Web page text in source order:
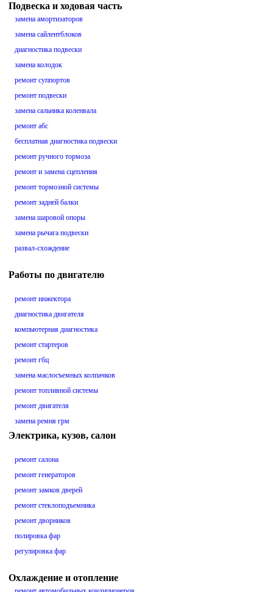
Подвеска и ходовая часть
замена амортизаторов
замена сайлентблоков
диагностика подвески
замена колодок
ремонт суппортов
ремонт подвески
замена сальника коленвала
ремонт абс
бесплатная диагностика подвески
ремонт ручного тормоза
ремонт и замена сцепления
ремонт тормозной системы
ремонт задней балки
замена шаровой опоры
замена рычага подвески
развал-схождение
Работы по двигателю
ремонт инжектора
диагностика двигателя
компьютерная диагностика
ремонт стартеров
ремонт гбц
замена маслосъемных колпачков
ремонт топливной системы
ремонт двигателя
замена ремня грм
Электрика, кузов, салон
ремонт салона
ремонт генераторов
ремонт замков дверей
ремонт стеклоподъемника
ремонт дворников
полировка фар
регулировка фар
Охлаждение и отопление